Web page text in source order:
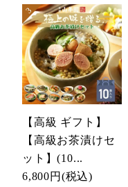
【高級 ギフト】
【高級お茶漬けセ
ット】(10...
6,800円 (税込)